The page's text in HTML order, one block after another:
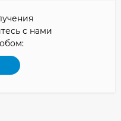
с нами